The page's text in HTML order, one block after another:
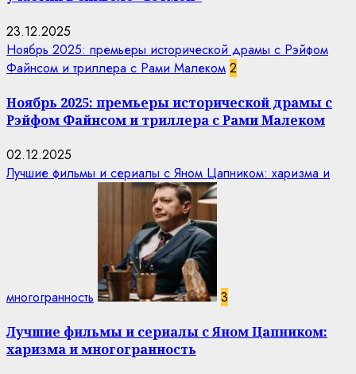
23.12.2025
Ноябрь 2025: премьеры исторической драмы с Рэйфом
Файнсом и триллера с Рами Малеком 2
Ноябрь 2025: премьеры исторической драмы с
Рэйфом Файнсом и триллера с Рами Малеком
02.12.2025
Лучшие фильмы и сериалы с Яном Цапником: харизма и
многогранность 3
Лучшие фильмы и сериалы с Яном Цапником:
харизма и многогранность